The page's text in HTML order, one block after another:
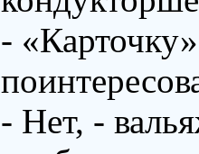
-
- Нет, -